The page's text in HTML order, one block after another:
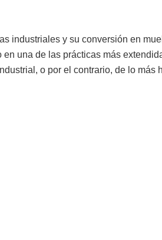
industriales y su conversión en
en una de las prácticas más
o por el contrario, de lo